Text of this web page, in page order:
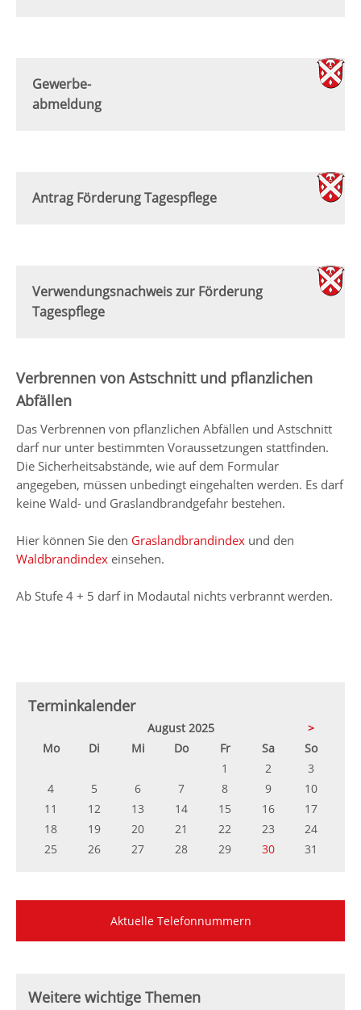
Gewerbe-
abmeldung
Antrag Förderung Tagespflege
Verwendungsnachweis zur Förderung
Tagespflege
Verbrennen von Astschnitt und pflanzlichen
Abfällen
Das Verbrennen von pflanzlichen Abfällen und Astschnitt
darf nur unter bestimmten Voraussetzungen stattfinden.
Die Sicherheitsabstände, wie auf dem Formular
angegeben, müssen unbedingt eingehalten werden. Es darf
keine Wald- und Graslandbrandgefahr bestehen.
Hier können Sie den Graslandbrandindex und den
Waldbrandindex einsehen.
Ab Stufe 4 + 5 darf in Modautal nichts verbrannt werden.
Terminkalender
August 2025
>
Montag Di enstagMittwochDonnerstag
Freitag SamstagSonntag
1
2
3
4
5 6 7 8 9
10
11
12 13 14 15 16
17
18
19 20 21 22 23
24
25
26 27 28 29 30 31
Aktuelle Telefonnummern
Weitere wichtige Themen